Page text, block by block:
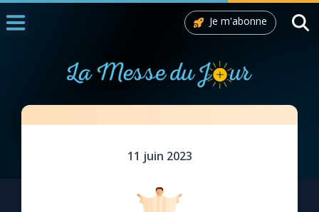
1000 Raisons de Croire
L'actualité de la semaine
Je m'abonne
Celui qui mange ma chair et boit mon sang
11 juin 2023